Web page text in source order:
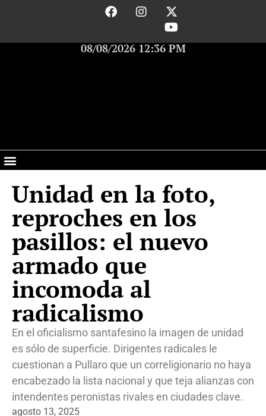
08/08/2026 12:36 PM
Unidad en la foto,
reproches en los
pasillos: el nuevo
armado que
incomoda al
radicalismo
En el oficialismo santafesino la imagen de unidad
es sólo de superficie. Dirigentes radicales le
cuestionan a Pullaro que un correligionario no haya
encabezado la lista nacional y que teja alianzas con
intendentes peronistas rivales en ciudades clave.
agosto 13, 2025